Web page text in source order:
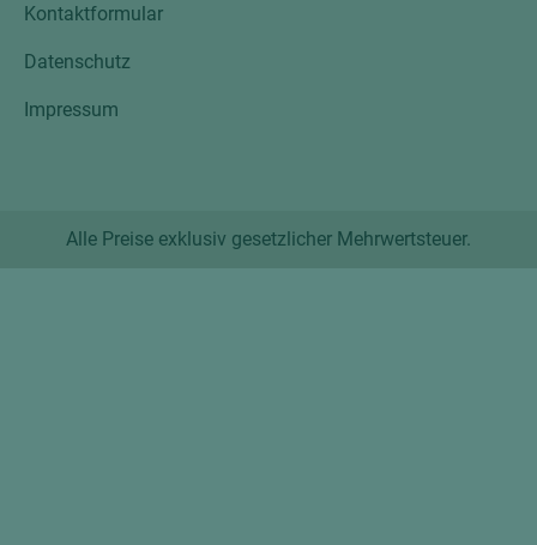
Kontaktformular
Datenschutz
Impressum
Alle Preise exklusiv gesetzlicher Mehrwertsteuer.